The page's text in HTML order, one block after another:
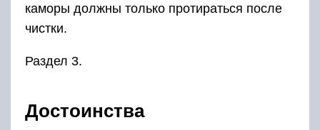
каморы должны только протираться после
чистки.
Раздел 3.
Достоинства